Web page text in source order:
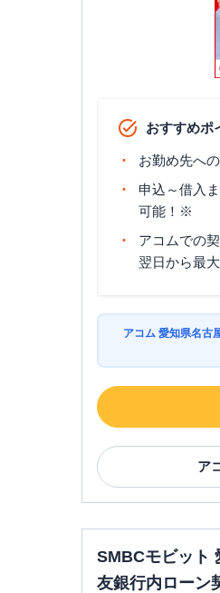
おすすめポ
お勤め先へ
申込～借入
可能！※
アコムでの
翌日から最
アコム 愛知県名古
ア
SMBCモビット
友銀行内ローン